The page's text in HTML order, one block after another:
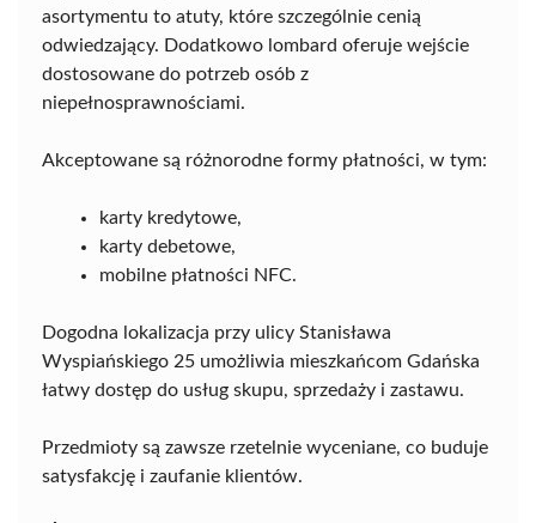
asortymentu to atuty, które szczególnie cenią
odwiedzający. Dodatkowo lombard oferuje wejście
dostosowane do potrzeb osób z
niepełnosprawnościami.
Akceptowane są różnorodne formy płatności, w tym:
karty kredytowe,
karty debetowe,
mobilne płatności NFC.
Dogodna lokalizacja przy ulicy Stanisława
Wyspiańskiego 25 umożliwia mieszkańcom Gdańska
łatwy dostęp do usług skupu, sprzedaży i zastawu.
Przedmioty są zawsze rzetelnie wyceniane, co buduje
satysfakcję i zaufanie klientów.